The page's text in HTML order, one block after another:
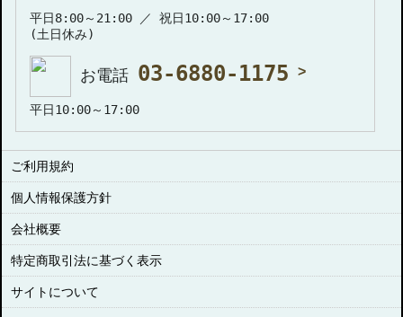
平日8:00～21:00 ／ 祝日10:00～17:00
(土日休み)
お電話 03-6880-1175
平日10:00～17:00
ご利用規約
個人情報保護方針
会社概要
特定商取引法に基づく表示
サイトについて